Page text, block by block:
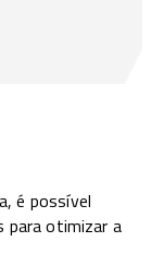
é possível
para otimizar a